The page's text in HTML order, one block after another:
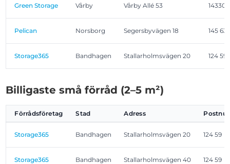
Green Storage Vårby Vårby Allé 53 14330
Pelican Norsborg Segersbyvägen 18 145 63
Storage365 Bandhagen Stallarholmsvägen 20 124 59
Billigaste små förråd (2–5 m²)
Förrådsföretag Stad Adress
Storage365 Bandhagen Stallarholmsvägen 20 124 59
Storage365 Bandhagen Stallarholmsvägen 40 124 59